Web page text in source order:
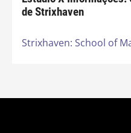
de Strixhaven
Strixhaven: School of